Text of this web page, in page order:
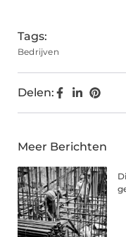
Tags:
Bedrijven
Delen:
Meer Berichten